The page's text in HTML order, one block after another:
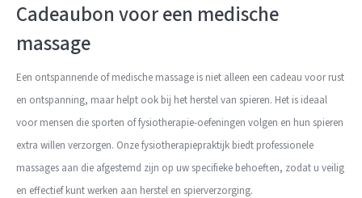
Cadeaubon voor een medische
massage
Een ontspannende of medische massage is niet alleen een cadeau voor rust
en ontspanning, maar helpt ook bij het herstel van spieren. Het is ideaal
voor mensen die sporten of fysiotherapie-oefeningen volgen en hun spieren
extra willen verzorgen. Onze fysiotherapiepraktijk biedt professionele
massages aan die afgestemd zijn op uw specifieke behoeften, zodat u veilig
en effectief kunt werken aan herstel en spierverzorging.